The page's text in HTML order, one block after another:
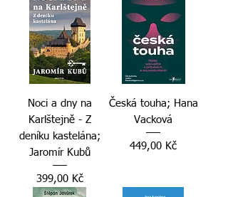
Noci a dny na
Karlštejně - Z
deníku kastelána;
Jaromír Kubů
Cena
399,00 Kč
Česká touha; Hana
Vacková
Cena
449,00 Kč